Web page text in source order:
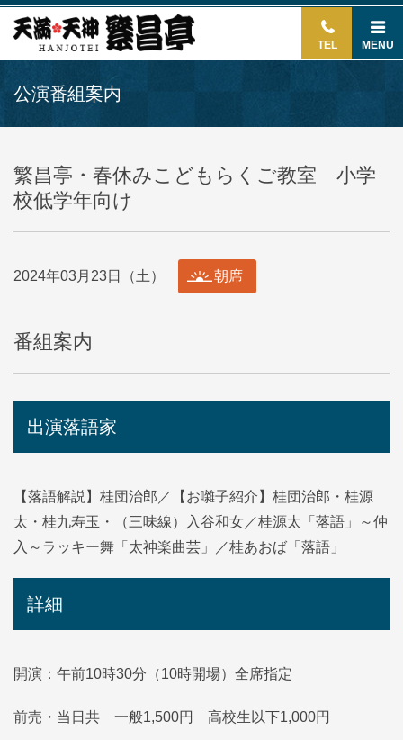
TEL MENU
公演番組案内
繁昌亭・春休みこどもらくご教室 小学
校低学年向け
2024年03月23日（土） 朝席
番組案内
出演落語家
【落語解説】桂団治郎／【お囃子紹介】桂団治郎・桂源
太・桂九寿玉・（三味線）入谷和女／桂源太「落語」～仲
入～ラッキー舞「太神楽曲芸」／桂あおば「落語」
詳細
開演：午前10時30分（10時開場）全席指定
前売・当日共 一般1,500円 高校生以下1,000円